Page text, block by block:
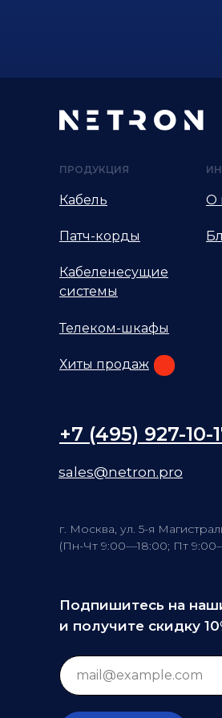
О
Телеком-шкафы
Кабеленесущие
системы
Патч-корды
Кабель
г. Москва, ул. 5-я
(Пн-Чт 9:00—18:00; Пт
sales@netron.pro
Хиты продаж
+7 (495) 927-10-
Подпишитесь на
и получите скидку
ПРОДУКЦИЯ